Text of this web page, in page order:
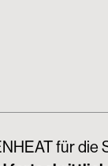
für die